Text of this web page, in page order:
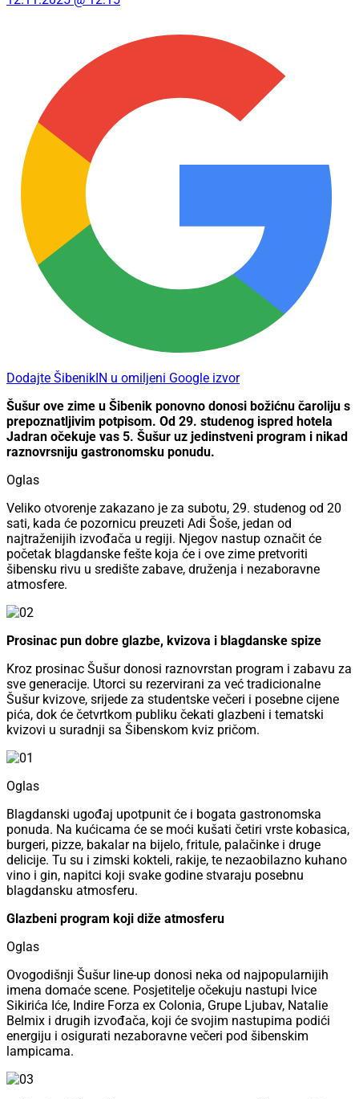
Dodajte ŠibenikIN u omiljeni Google izvor
Šušur ove zime u Šibenik ponovno donosi božićnu čaroliju s
prepoznatljivim potpisom. Od 29. studenog ispred hotela
Jadran očekuje vas 5. Šušur uz jedinstveni program i nikad
raznovrsniju gastronomsku ponudu.
Oglas
Veliko otvorenje zakazano je za subotu, 29. studenog od 20
sati, kada će pozornicu preuzeti Adi Šoše, jedan od
najtraženijih izvođača u regiji. Njegov nastup označit će
početak blagdanske fešte koja će i ove zime pretvoriti
šibensku rivu u središte zabave, druženja i nezaboravne
atmosfere.
Prosinac pun dobre glazbe, kvizova i blagdanske spize
Kroz prosinac Šušur donosi raznovrstan program i zabavu za
sve generacije. Utorci su rezervirani za već tradicionalne
Šušur kvizove, srijede za studentske večeri i posebne cijene
pića, dok će četvrtkom publiku čekati glazbeni i tematski
kvizovi u suradnji sa Šibenskom kviz pričom.
Oglas
Blagdanski ugođaj upotpunit će i bogata gastronomska
ponuda. Na kućicama će se moći kušati četiri vrste kobasica,
burgeri, pizze, bakalar na bijelo, fritule, palačinke i druge
delicije. Tu su i zimski kokteli, rakije, te nezaobilazno kuhano
vino i gin, napitci koji svake godine stvaraju posebnu
blagdansku atmosferu.
Glazbeni program koji diže atmosferu
Oglas
Ovogodišnji Šušur line-up donosi neka od najpopularnijih
imena domaće scene. Posjetitelje očekuju nastupi Ivice
Sikirića Iće, Indire Forza ex Colonia, Grupe Ljubav, Natalie
Belmix i drugih izvođača, koji će svojim nastupima podići
energiju i osigurati nezaboravne večeri pod šibenskim
lampicama.